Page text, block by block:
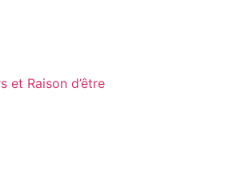
et Raison d’être